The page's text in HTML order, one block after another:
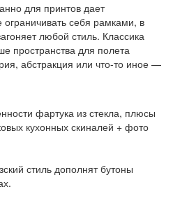
для принтов дает
ограничивать себя рамками, в
любой стиль. Классика
пространства для полета
абстракция или что-то иное —
стиль дополнят бутоны